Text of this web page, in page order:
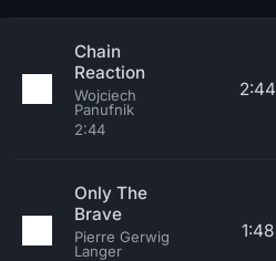
Chain
Reaction
Wojciech
Panufnik
2:44
2:44
Only The
Brave
Pierre Gerwig
Langer
1:48